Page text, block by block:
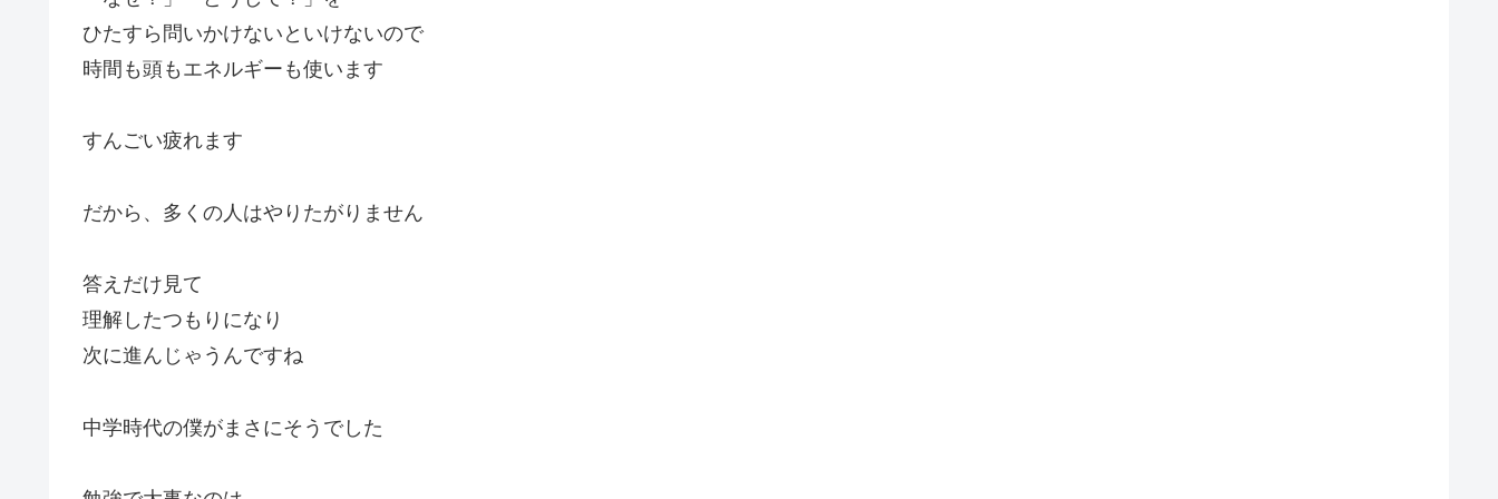
ひたすら問いかけないといけないので
時間も頭もエネルギーも使います
すんごい疲れます
だから、多くの人はやりたがりません
答えだけ見て
理解したつもりになり
次に進んじゃうんですね
中学時代の僕がまさにそうでした